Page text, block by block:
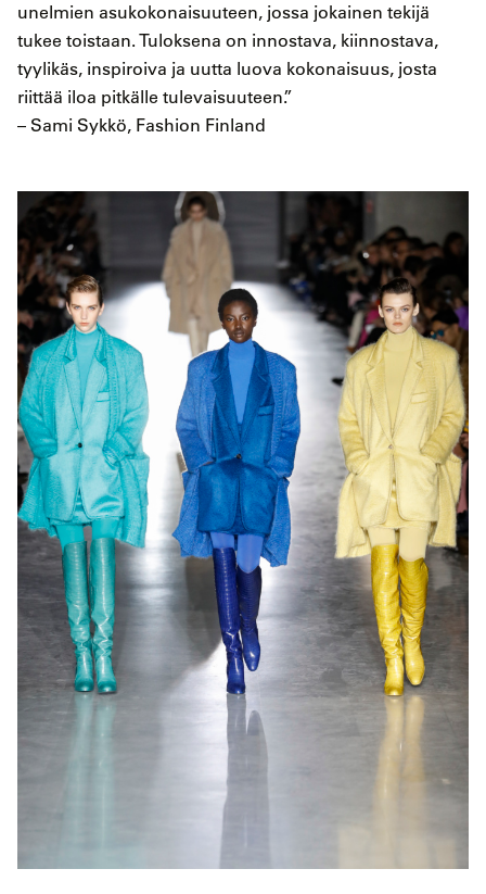
unelmien asukokonaisuuteen, jossa jokainen tekijä
tukee toistaan. Tuloksena on innostava, kiinnostava,
tyylikäs, inspiroiva ja uutta luova kokonaisuus, josta
riittää iloa pitkälle tulevaisuuteen.”
– Sami Sykkö, Fashion Finland